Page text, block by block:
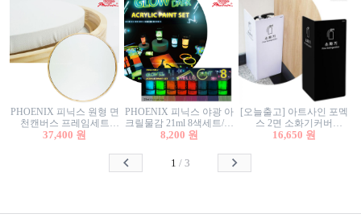
PHOENIX 피닉스 원형 면
천캔버스 프레임세트
40cm/원형캔버스/플로팅
37,400 원
PHOENIX 피닉스 야광 아
크릴물감 21ml 8색세트/야
광물감
8,200 원
[오늘출고] 아트사인 포멕
스 2면 소화기커버
1470/1471/소화기커버/소
함/소화기거치대/소화기
16,650 원
1 / 3